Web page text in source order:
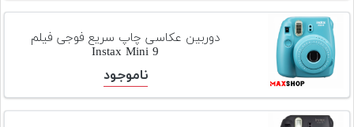
دوربین عکاسی چاپ سریع فوجی فیلم
Instax Mini 9
ناموجود